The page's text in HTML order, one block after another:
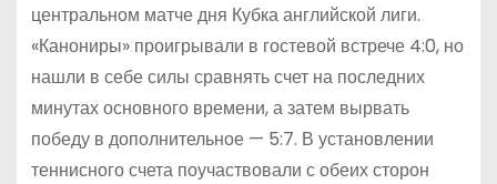
центральном матче дня Кубка английской лиги.
«Канониры» проигрывали в гостевой встрече 4:0, но
нашли в себе силы сравнять счет на последних
минутах основного времени, а затем вырвать
победу в дополнительное — 5:7. В установлении
теннисного счета поучаствовали с обеих сторон